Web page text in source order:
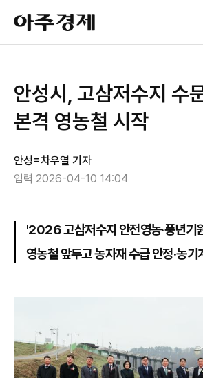
아
주
경
안성시, 고삼저수지 수
본격 영농철 시작
안성=차우열 기자
입력 2026-04-10 14:04
'2026 고삼저수지 안전영농·풍년기
영농철 앞두고 농자재 수급 안정·농기